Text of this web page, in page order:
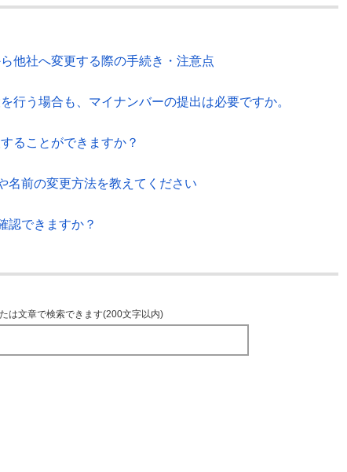
他社へ変更する際の手続き・注意点
行う場合も、マイナンバーの提出は必要ですか。
ることができますか？
名前の変更方法を教えてください
認できますか？
は文章で検索できます(200文字以内)